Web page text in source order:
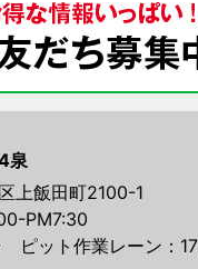
泉
上飯田町2100-1
PM7:30
ピット作業レーン：